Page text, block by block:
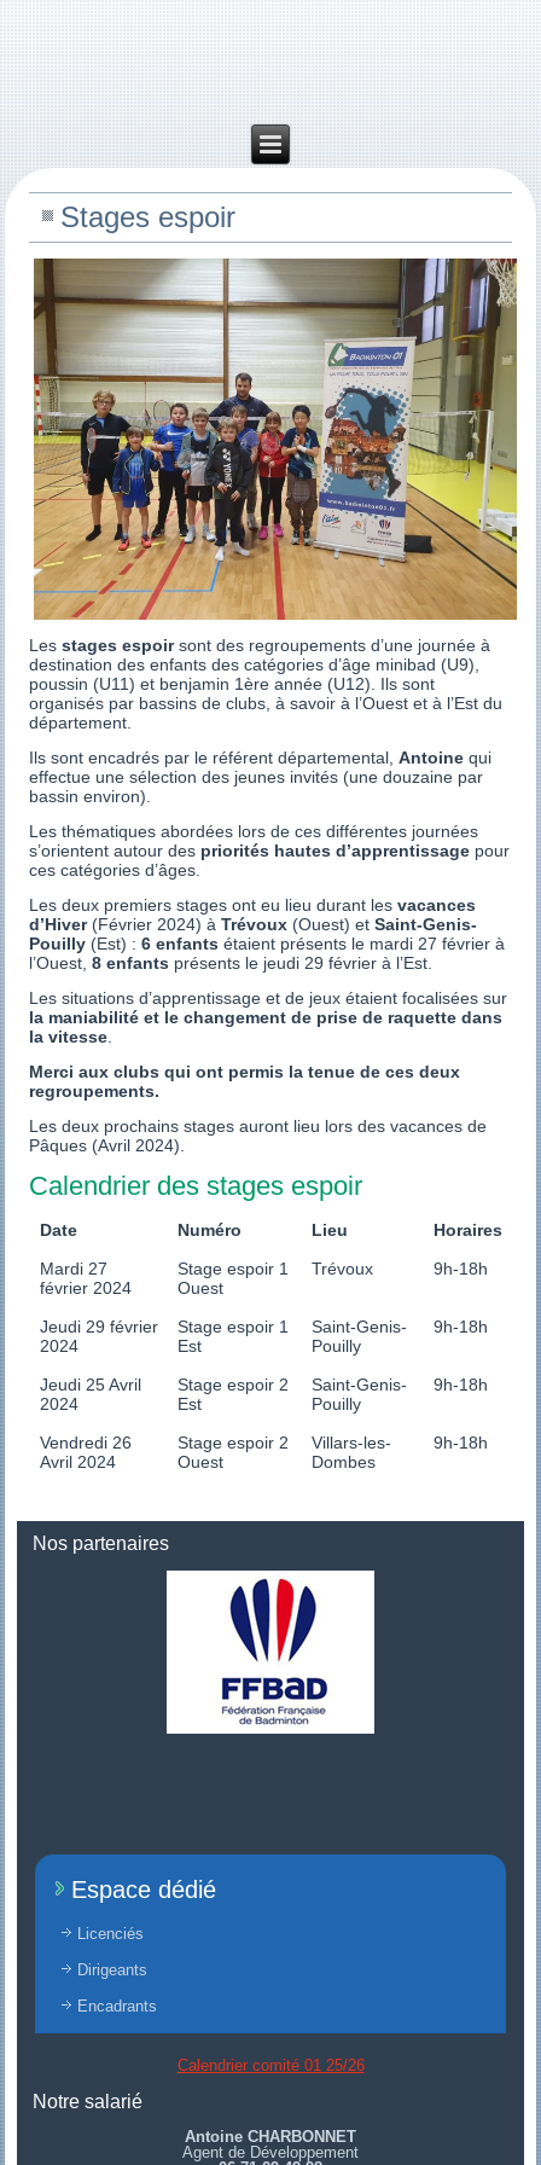
Stages espoir
Lesstages espoirsont des regroupements d’une journée à
destination des enfants des catégories d’âge minibad (U9),
poussin (U11) et benjamin 1ère année (U12). Ils sont
organisés par bassins de clubs, à savoir à l’Ouest et à l’Est du
département.
Ils sont encadrés par le référent départemental,Antoine qui
effectue une sélection des jeunes invités (une douzaine par
bassin environ).
Les thématiques abordées lors de ces différentes journées
s’orientent autour des priorités hautes d’apprentissage pour
ces catégories d’âges.
Les deux premiers stages ont eu lieu durant lesvacances
d’Hiver(Février 2024) àTrévoux (Ouest) etSaint-Genis-
Pouilly (Est) :6 enfants étaient présents le mardi 27 février à
l’Ouest,8 enfants présents le jeudi 29 février à l’Est.
Les situations d’apprentissage et de jeux étaient focalisées sur
la maniabilité et le changement de prise de raquette dans
la vitesse.
Merci aux clubs qui ont permis la tenue de ces deux
regroupements.
Les deux prochains stages auront lieu lors des vacances de
Pâques (Avril 2024).
Calendrier des stages espoir
Date Numéro Lieu
Horaires
Mardi 27
février 2024
Stage espoir 1
Ouest
Trévoux 9h-18h
Jeudi 29 février
2024
Stage espoir 1
Est
Saint-Genis-
Pouilly
9h-18h
Jeudi 25 Avril
2024
Stage espoir 2
Est
Saint-Genis-
Pouilly
9h-18h
Vendredi 26
Avril 2024
Stage espoir 2
Ouest
Villars-les-
Dombes
9h-18h
Nos partenaires
Espace dédié
Licenciés
Dirigeants
Encadrants
Calendrier comité 01 25/26
Notre salarié
Antoine CHARBONNET
Agent de Développement